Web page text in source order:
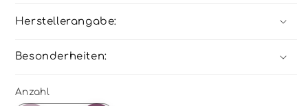
Herstellerangabe:
Besonderheiten:
Anzahl
Anzahl